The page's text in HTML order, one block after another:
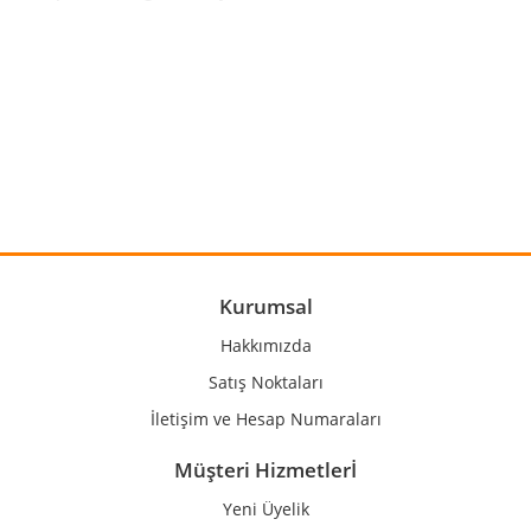
Ürün açıklamasında eksik bilgiler bulunuyor.
Ürün bilgilerinde hatalar bulunuyor.
Gönder
Kurumsal
Hakkımızda
Satış Noktaları
İletişim ve Hesap Numaraları
Müşteri Hizmetlerİ
Yeni Üyelik